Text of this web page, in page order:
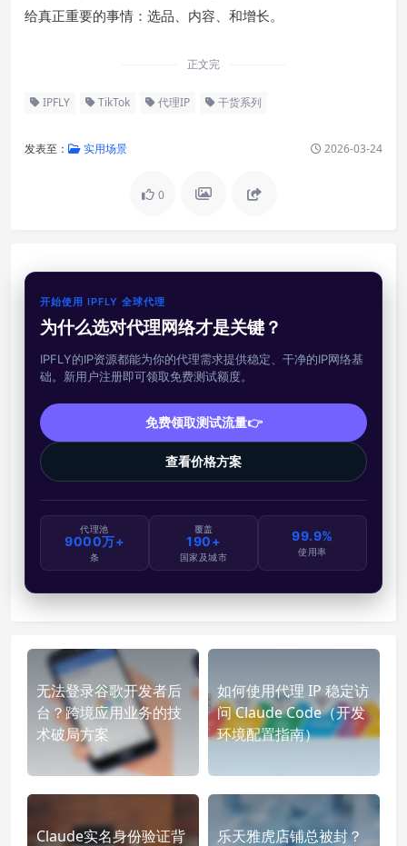
给真正重要的事情：选品、内容、和增长。
正文完
IPFLY TikTok 代理IP 干货系列
发表至： 实用场景 2026-03-24
0
开始使用 IPFLY 全球代理
为什么选对代理网络才是关键？
IPFLY的IP资源都能为你的代理需求提供稳定、干净的IP网络基
础。新用户注册即可领取免费测试额度。
免费领取测试流量👉
查看价格方案
代理池
9000万+
条
覆盖
190+
国家及城市
99.9%
使用率
无法登录谷歌开发者后
台？跨境应用业务的技
术破局方案
如何使用代理 IP 稳定访
问 Claude Code（开发
环境配置指南）
Claude实名身份验证背 乐天雅虎店铺总被封？